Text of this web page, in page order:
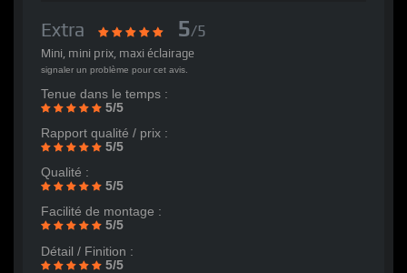
Extra 5/5
Mini, mini prix, maxi éclairage
signaler un problème pour cet avis.
Tenue dans le temps :
5/5
Rapport qualité / prix :
5/5
Qualité :
5/5
Facilité de montage :
5/5
Détail / Finition :
5/5